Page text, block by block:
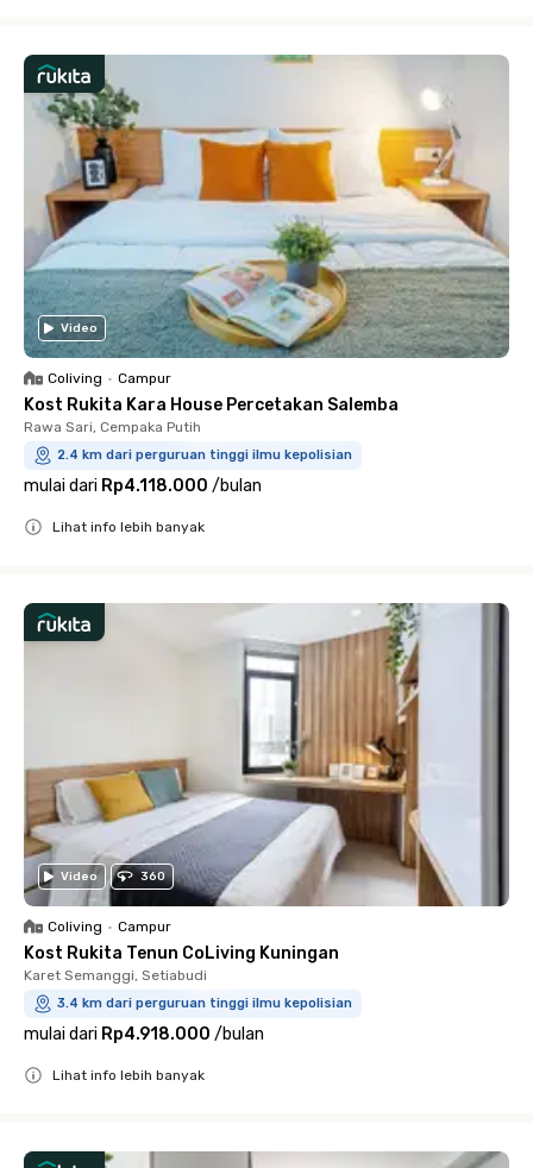
Video
Coliving • Campur
Kost Rukita Kara House Percetakan Salemba
Rawa Sari, Cempaka Putih
2.4 km dari perguruan tinggi ilmu kepolisian
mulai dari Rp4.118.000 /bulan
Lihat info lebih banyak
Video 360
Coliving • Campur
Kost Rukita Tenun CoLiving Kuningan
Karet Semanggi, Setiabudi
3.4 km dari perguruan tinggi ilmu kepolisian
mulai dari Rp4.918.000 /bulan
Lihat info lebih banyak